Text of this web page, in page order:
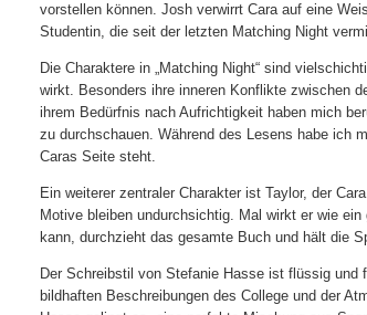
vorstellen können. Josh verwirrt Cara auf eine
Studentin, die seit der letzten Matching Night
Die Charaktere in „Matching Night“ sind
wirkt. Besonders ihre inneren Konflikte zwischen
ihrem Bedürfnis nach Aufrichtigkeit haben mich
zu durchschauen. Während des Lesens habe ich
Caras Seite steht.
Ein weiterer zentraler Charakter ist Taylor, der
Motive bleiben undurchsichtig. Mal wirkt er wie
kann, durchzieht das gesamte Buch und hält die
Der Schreibstil von Stefanie Hasse ist flüssig
bildhaften Beschreibungen des College und der